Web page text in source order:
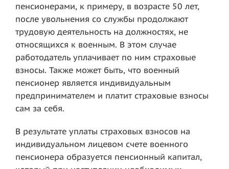
пенсионерами, к примеру, в возрасте 50 лет,
после увольнения со службы продолжают
трудовую деятельность на должностях, не
относящихся к военным. В этом случае
работодатель уплачивает по ним страховые
взносы. Также может быть, что военный
пенсионер является индивидуальным
предпринимателем и платит страховые взносы
сам за себя.
В результате уплаты страховых взносов на
индивидуальном лицевом счете военного
пенсионера образуется пенсионный капитал,